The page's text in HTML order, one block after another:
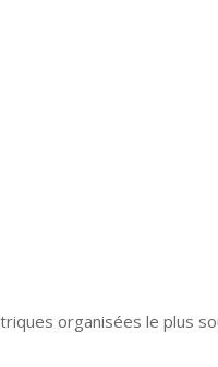
organisées le plus